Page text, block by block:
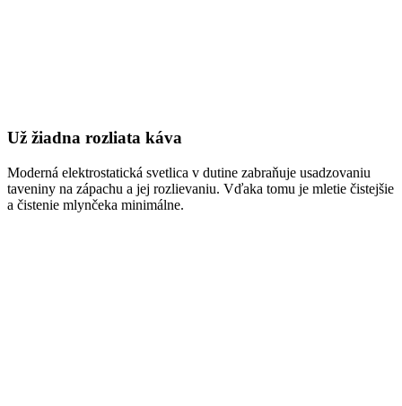
Už žiadna rozliata káva
Moderná elektrostatická svetlica v dutine zabraňuje usadzovaniu
taveniny na zápachu a jej rozlievaniu. Vďaka tomu je mletie čistejšie
a čistenie mlynčeka minimálne.